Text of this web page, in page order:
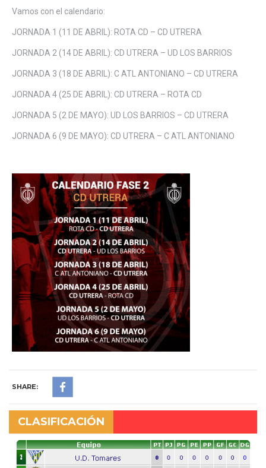
Vamos con el calendario:
JORNADA 1 (11 DE ABRIL): ROTA CD – CD UTRERA
JORNADA 2 (14 DE ABRIL): CD UTRERA – UD LOS BARRIOS
JORNADA 3 (18 DE ABRIL): C ATL ANTONIANO – CD UTRERA
JORNADA 4 (25 DE ABRIL): CD UTRERA – ROTA CD
JORNADA 5 (2 DE MAYO): UD LOS BARRIOS – CD UTRERA
JORNADA 6 (9 DE MAYO): CD UTRERA – C ATL ANTONIANO
SHARE:
CLASIFICACIÓN